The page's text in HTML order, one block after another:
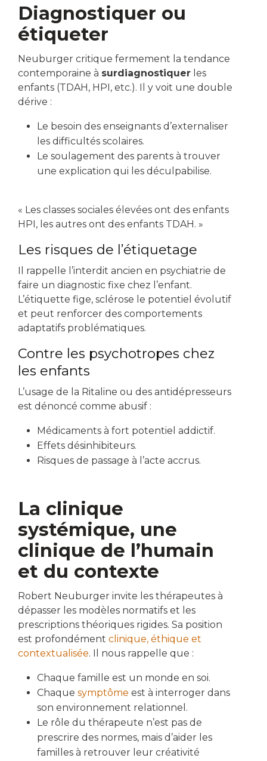
Diagnostiquer ou
étiqueter
Neuburger critique fermement la tendance
contemporaine à surdiagnostiquer les
enfants (TDAH, HPI, etc.). Il y voit une double
dérive :
Le besoin des enseignants d’externaliser
les difficultés scolaires.
Le soulagement des parents à trouver
une explication qui les déculpabilise.
« Les classes sociales élevées ont des enfants
HPI, les autres ont des enfants TDAH. »
Les risques de l’étiquetage
Il rappelle l’interdit ancien en psychiatrie de
faire un diagnostic fixe chez l’enfant.
L’étiquette fige, sclérose le potentiel évolutif
et peut renforcer des comportements
adaptatifs problématiques.
Contre les psychotropes chez
les enfants
L’usage de la Ritaline ou des antidépresseurs
est dénoncé comme abusif :
Médicaments à fort potentiel addictif.
Effets désinhibiteurs.
Risques de passage à l’acte accrus.
La clinique
systémique, une
clinique de l’humain
et du contexte
Robert Neuburger invite les thérapeutes à
dépasser les modèles normatifs et les
prescriptions théoriques rigides. Sa position
est profondément clinique, éthique et
contextualisée. Il nous rappelle que :
Chaque famille est un monde en soi.
Chaque symptôme est à interroger dans
son environnement relationnel.
Le rôle du thérapeute n’est pas de
prescrire des normes, mais d’aider les
familles à retrouver leur créativité